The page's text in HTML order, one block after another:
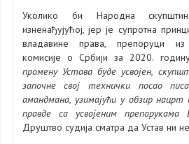
Уколико би Народна
изненађујућој, јер је супротна
владавине права, препоруци из
комисије о Србији за 2020.
промену Устава буде усвојен,
започне свој технички
посао
амандмана, узимајући у обзир
правде са усвојеним препорукама
Друштво судија сматра да Устав ни